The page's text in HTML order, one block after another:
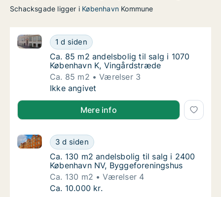
Schacksgade ligger i København Kommune
Ca. 85 m2 andelsbolig til salg i 1070
1 d siden
Ca. 85 m2 andelsbolig til salg i 1070 København K,
Ca. 85 m2 andelsbolig til salg i 1070
Ca. 85 m2 andelsbolig til salg i 1070
København K, Vingårdstræde
Ca. 85 m2
Værelser 3
Ca. 85 m2 andelsbolig til salg i 1070
Ikke angivet
Mere info
Ca. 130 m2 andelsbolig til salg i 2400
3 d siden
Ca. 130 m2 andelsbolig til salg i 2400 København
Ca. 130 m2 andelsbolig til salg i 2400
Ca. 130 m2 andelsbolig til salg i 2400
København NV, Byggeforeningshus
Ca. 130 m2
Værelser 4
Ca. 130 m2 andelsbolig til salg i 2400
Ca. 10.000 kr.